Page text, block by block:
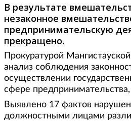
В результате
незаконное
предпринимательскую
прекращено.
Прокуратурой
анализ соблюдения
осуществлении
сфере
Выявлено 17 фактов
должностными лицами